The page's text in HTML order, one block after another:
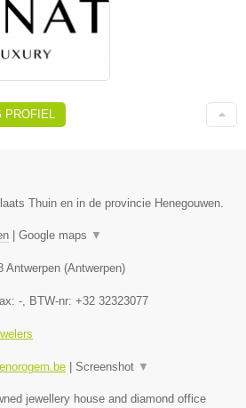
PROFIEL
Thuin en in de provincie Henegouwen.
Google maps ▼
Antwerpen (Antwerpen)
-, BTW-nr: +32 32323077
Screenshot ▼
jewellery house and diamond office